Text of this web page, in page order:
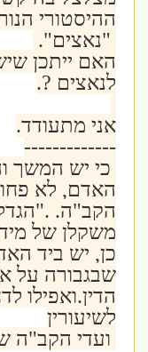
ההיסטורי
"נאצים".
האם ייתכן
לנאצים ?.
אני מתעודד.
-------------
כי יש המשך
האדם, לא
הקב"ה.
משקלן של
כן, יש ביד
שבגבורה על
הדין.ואפילו
לשיעורין
ועדי הקב"ה